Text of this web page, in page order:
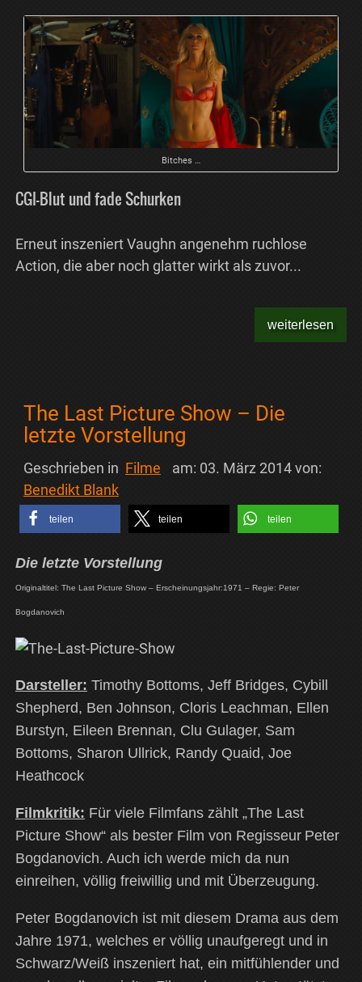
Bitches …
CGI-Blut und fade Schurken
Erneut inszeniert Vaughn angenehm ruchlose
Action, die aber noch glatter wirkt als zuvor...
weiterlesen
The Last Picture Show – Die
letzte Vorstellung
Geschrieben in Filme am: 03. März 2014von:
Benedikt Blank
teilen teilen teilen
Die letzte Vorstellung
Originaltitel: The Last Picture Show – Erscheinungsjahr:1971 – Regie: Peter
Bogdanovich
Darsteller: Timothy Bottoms, Jeff Bridges, Cybill
Shepherd, Ben Johnson, Cloris Leachman, Ellen
Burstyn, Eileen Brennan, Clu Gulager, Sam
Bottoms, Sharon Ullrick, Randy Quaid, Joe
Heathcock
Filmkritik: Für viele Filmfans zählt „The Last
Picture Show“ als bester Film von Regisseur Peter
Bogdanovich. Auch ich werde mich da nun
einreihen, völlig freiwillig und mit Überzeugung.
Peter Bogdanovich ist mit diesem Drama aus dem
Jahre 1971, welches er völlig unaufgeregt und in
Schwarz/Weiß inszeniert hat, ein mitfühlender und